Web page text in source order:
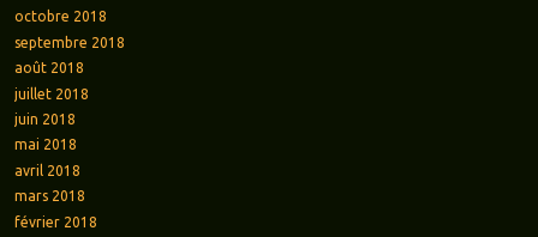
octobre 2018
septembre 2018
août 2018
juillet 2018
juin 2018
mai 2018
avril 2018
mars 2018
février 2018